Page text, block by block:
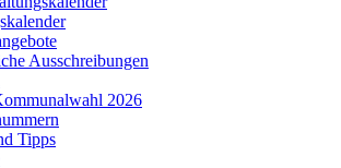
Ausschreibungen
2026
Tipps